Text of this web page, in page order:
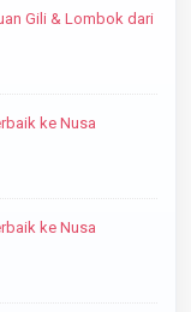
Gili & Lombok dari
ke Nusa
ke Nusa